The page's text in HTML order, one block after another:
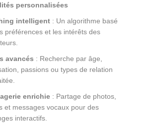
personnalisées
intelligent : Un algorithme basé
préférences et les intérêts des
avancés : Recherche par âge,
passions ou types de relation
enrichie : Partage de photos,
et messages vocaux pour des
interactifs.